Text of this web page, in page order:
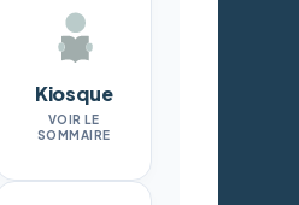
Kiosque
VOIR LE
SOMMAIRE